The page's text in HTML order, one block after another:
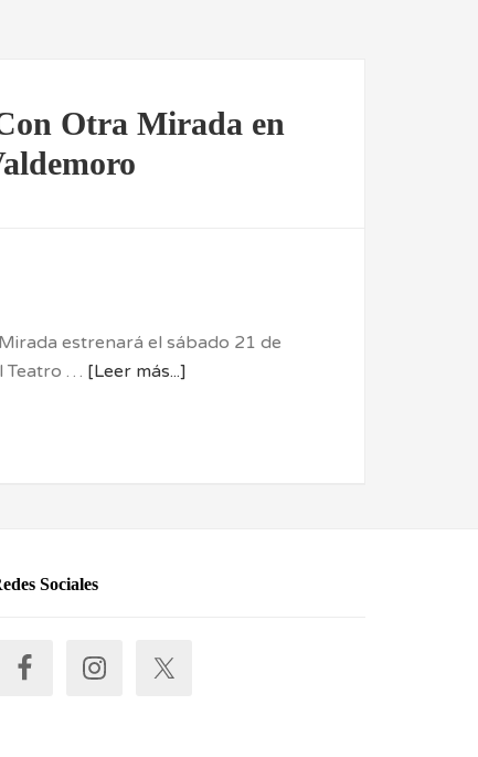
Otra Mirada en
estrenará el sábado 21 de
Teatro … [Leer más...]
Sociales